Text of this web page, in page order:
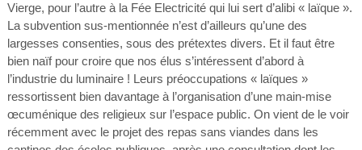
Vierge, pour l’autre à la Fée Electricité qui lui sert d’alibi « laïque ».
La subvention sus-mentionnée n’est d’ailleurs qu’une des
largesses consenties, sous des prétextes divers. Et il faut être
bien naïf pour croire que nos élus s’intéressent d’abord à
l’industrie du luminaire ! Leurs préoccupations « laïques »
ressortissent bien davantage à l’organisation d’une main-mise
œcuménique des religieux sur l’espace public. On vient de le voir
récemment avec le projet des repas sans viandes dans les